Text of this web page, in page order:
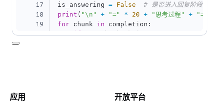
17
18
19
20
is_answering = False
# 是否进入回复阶段
print ( "\n" + "=" * 20 + "思考过程" + "="
for chunk in completion :
if not chunk.choices:
(delta,
is_answering
应用 开放平台